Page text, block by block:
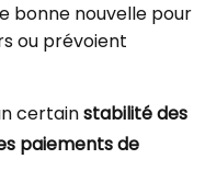
bonne nouvelle pour
ou prévoient
certainstabilité des
paiements de